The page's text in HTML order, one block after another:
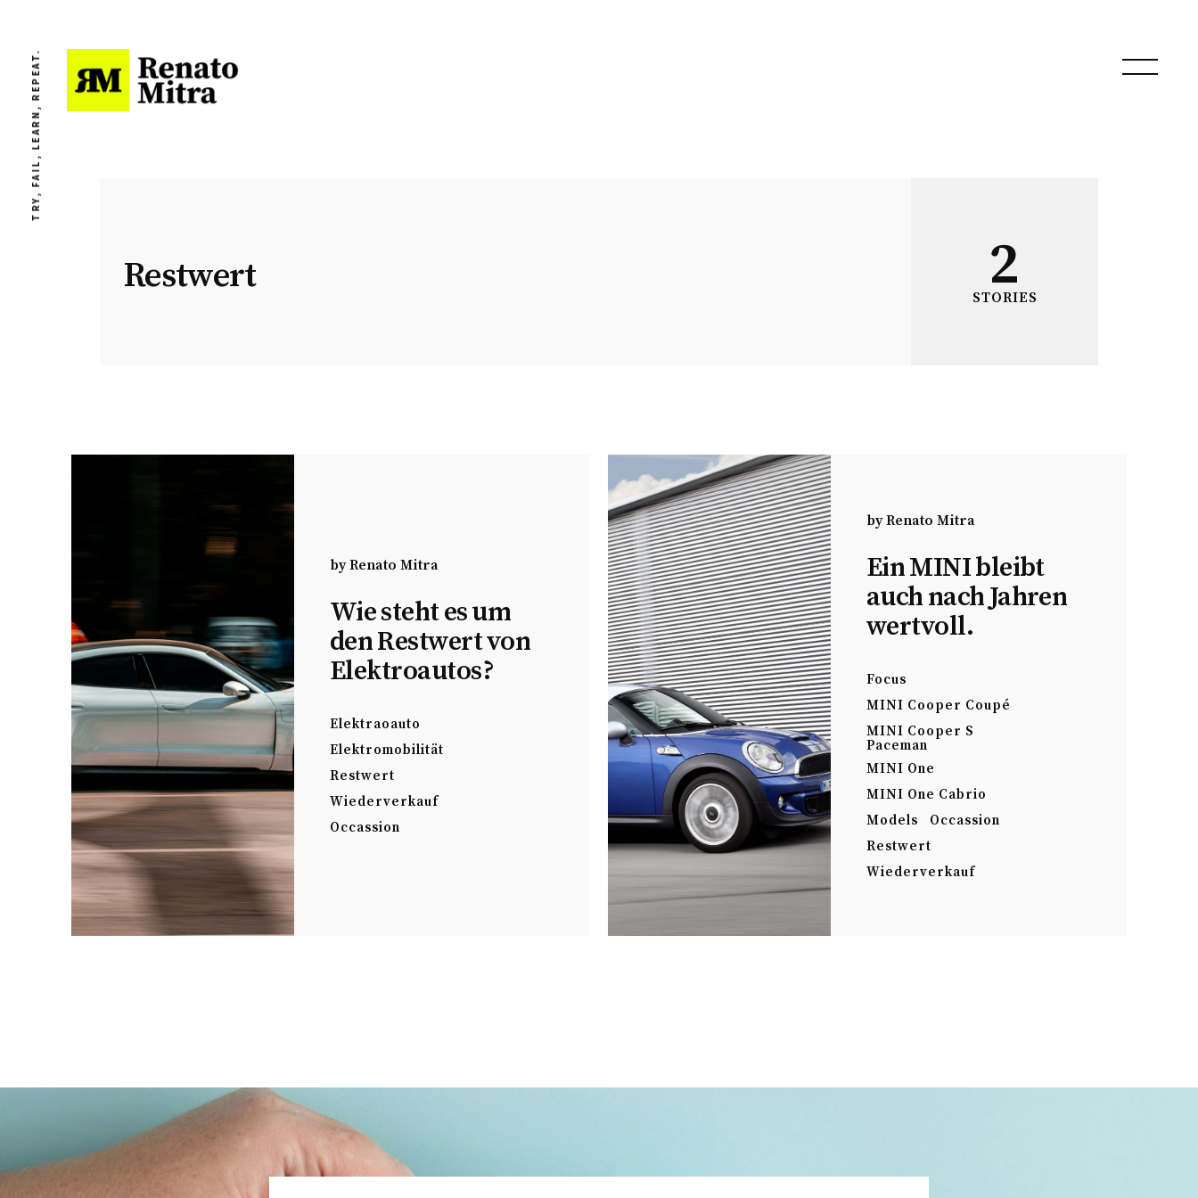
TRY, FAIL, LEARN, REPEAT.
Restwert 2
STORIES
byRenato Mitra
Wie steht es um
den Restwert von
Elektroautos?
Elektraoauto
Elektromobilität
Restwert
Wiederverkauf
Occassion
byRenato Mitra
Ein MINI bleibt
auch nach Jahren
wertvoll.
Focus
MINI Cooper Coupé
MINI Cooper S
Paceman
MINI One
MINI One Cabrio
Models
Occassion
Restwert
Wiederverkauf